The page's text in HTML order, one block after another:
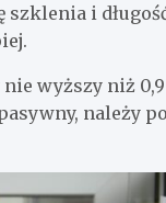
i
wyższy niż 0,9
należy